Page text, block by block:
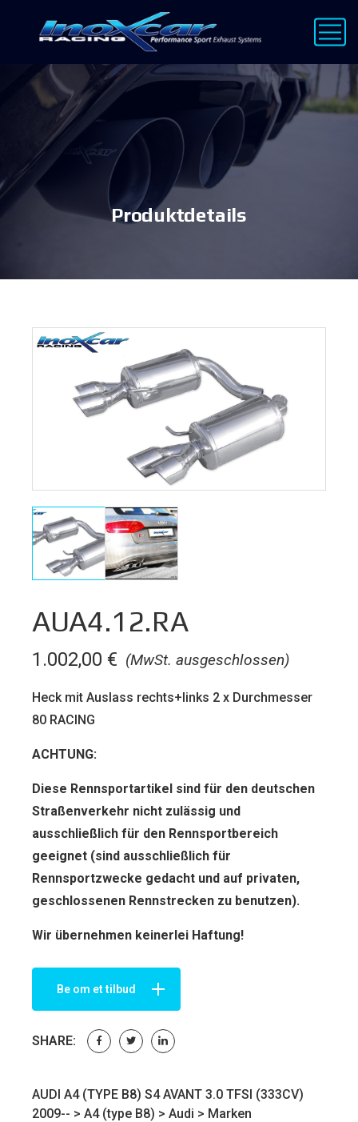
Produktdetails
AUA4.12.RA
(MwSt. ausgeschlossen)
1.002,00 €
Heck mit Auslass rechts+links 2 x Durchmesser
80 RACING
ACHTUNG:
Diese Rennsportartikel sind für den deut­schen
Straßenverkehr nicht zulässig und
ausschließlich für den Rennsportbereich
geeignet (sind ausschließlich für
Rennsportzwecke gedacht und auf privaten,
geschlossenen Rennstrecken zu benutzen).
Wir übernehmen keinerlei Haftung!
Be om et tilbud
SHARE:
AUDI A4 (TYPE B8) S4 AVANT 3.0 TFSI (333CV)
2009-- > A4 (type B8) > Audi > Marken